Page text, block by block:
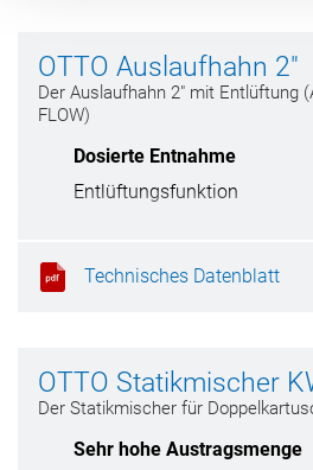
OTTO Auslaufhahn 2"
Der Auslaufhahn 2" mit Entlüftung
FLOW)
Dosierte Entnahme
Entlüftungsfunktion
Technisches Datenblatt
OTTO Statikmischer
Der Statikmischer für
Sehr hohe Austragsmenge